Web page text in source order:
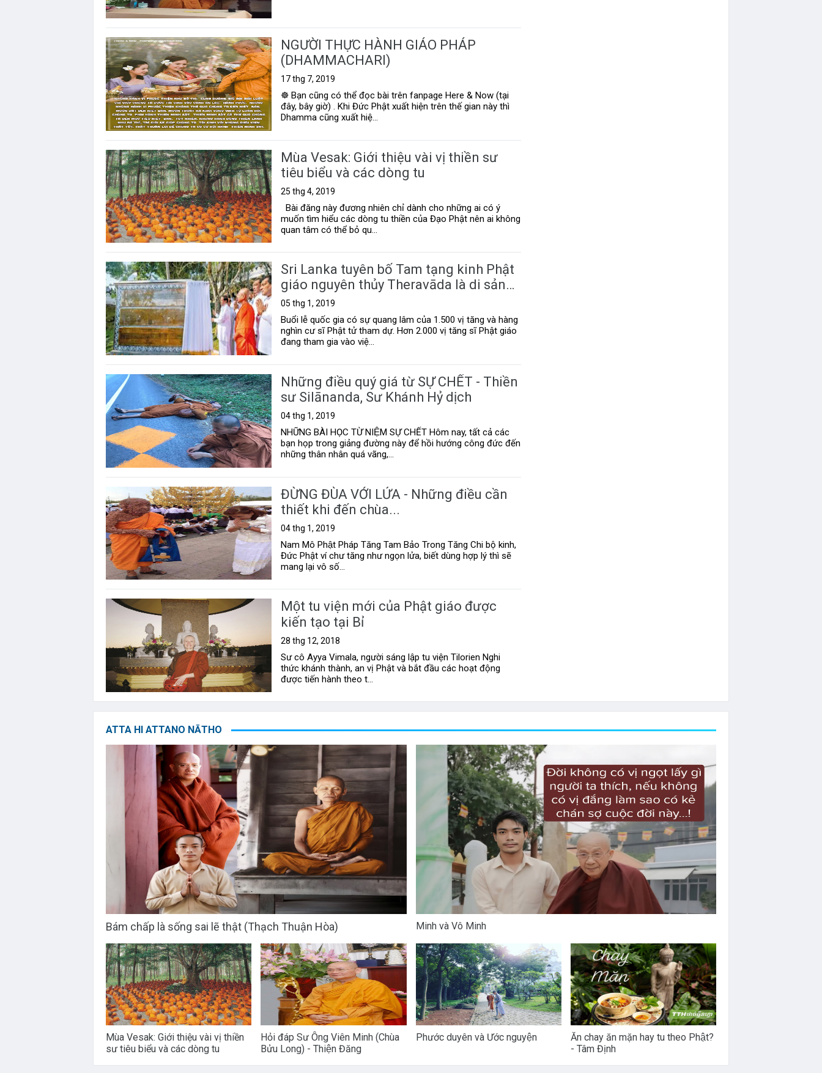
NGƯỜI THỰC HÀNH GIÁO PHÁP
(DHAMMACHARI)
17 thg 7, 2019
☸ Bạn cũng có thể đọc bài trên fanpage Here & Now (tại
đây, bây giờ) . Khi Đức Phật xuất hiện trên thế gian này thì
Dhamma cũng xuất hiệ...
Mùa Vesak: Giới thiệu vài vị thiền sư
tiêu biểu và các dòng tu
25 thg 4, 2019
Bài đăng này đương nhiên chỉ dành cho những ai có ý
muốn tìm hiểu các dòng tu thiền của Đạo Phật nên ai không
quan tâm có thể bỏ qu...
Sri Lanka tuyên bố Tam tạng kinh Phật
giáo nguyên thủy Theravāda là di sản
quốc gia
05 thg 1, 2019
Buổi lễ quốc gia có sự quang lâm của 1.500 vị tăng và hàng
nghìn cư sĩ Phật tử tham dự. Hơn 2.000 vị tăng sĩ Phật giáo
đang tham gia vào việ...
Những điều quý giá từ SỰ CHẾT - Thiền
sư Silānanda, Sư Khánh Hỷ dịch
04 thg 1, 2019
NHỮNG BÀI HỌC TỪ NIỆM SỰ CHẾT Hôm nay, tất cả các
bạn họp trong giảng đường này để hồi hướng công đức đến
những thân nhân quá vãng,...
ĐỪNG ĐÙA VỚI LỬA - Những điều cần
thiết khi đến chùa...
04 thg 1, 2019
Nam Mô Phật Pháp Tăng Tam Bảo Trong Tăng Chi bộ kinh,
Đức Phật ví chư tăng như ngọn lửa, biết dùng hợp lý thì sẽ
mang lại vô số...
Một tu viện mới của Phật giáo được
kiến tạo tại Bỉ
28 thg 12, 2018
Sư cô Ayya Vimala, người sáng lập tu viện Tilorien Nghi
thức khánh thành, an vị Phật và bắt đầu các hoạt động
được tiến hành theo t...
ATTA HI ATTANO NĀTHO
Bám chấp là sống sai lẽ thật (Thạch Thuận Hòa) Minh và Vô Minh
Mùa Vesak: Giới thiệu vài vị thiền
sư tiêu biểu và các dòng tu
Hỏi đáp Sư Ông Viên Minh (Chùa
Bửu Long) - Thiện Đăng
Phước duyên và Ước nguyện
Ăn chay ăn mặn hay tu theo Phật?
- Tâm Định